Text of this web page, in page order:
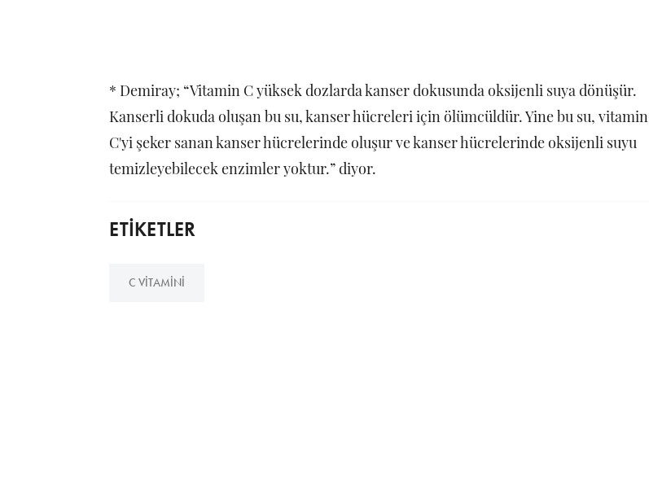
* Demiray; “Vitamin C yüksek dozlarda kanser dokusunda oksijenli suya dönüşür.
Kanserli dokuda oluşan bu su, kanser hücreleri için ölümcüldür. Yine bu su, vitamin
C'yi şeker sanan kanser hücrelerinde oluşur ve kanser hücrelerinde oksijenli suyu
temizleyebilecek enzimler yoktur.” diyor.
ETİKETLER
C VITAMINI